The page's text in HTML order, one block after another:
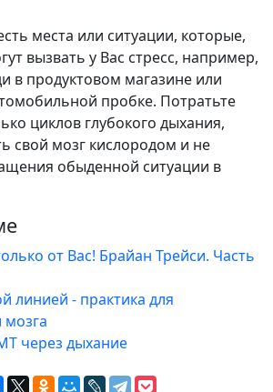
места или ситуации, которые,
вызвать у Вас стресс, например,
в продуктовом магазине или
пробке. Потратьте
циклов глубокого дыхания,
свой мозг кислородом и не
обыденной ситуации в
от Вас! Брайан Трейси. Часть
линией - практика для
мозга
через дыхание